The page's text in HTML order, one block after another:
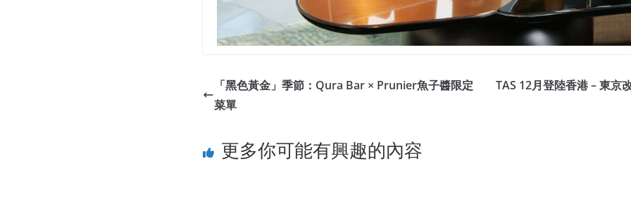
「黑色黃金」季節：Qura Bar × Prunier魚子醬限定
菜單
TAS 12月登陸香港 – 東京
更多你可能有興趣的內容